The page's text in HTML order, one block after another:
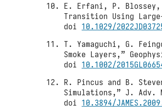
E. Erfani, P. Blossey,
Transition Using
doi 10.1029/
T. Yamaguchi, G.
Smoke Layers,”
doi 10.1002/
R. Pincus and B.
Simulations,” J. Adv.
doi 10.3894/